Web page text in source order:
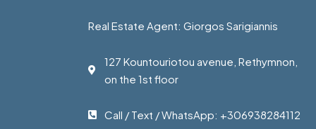
Real Estate Agent: Giorgos Sarigiannis
127 Kountouriotou avenue, Rethymnon,
on the 1st floor
Call / Text / WhatsApp: +306938284112